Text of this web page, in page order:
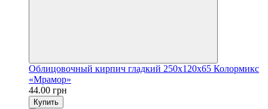
Облицовочный кирпич гладкий 250х120х65 Колормикс
«Мрамор»
44.00 грн
Купить